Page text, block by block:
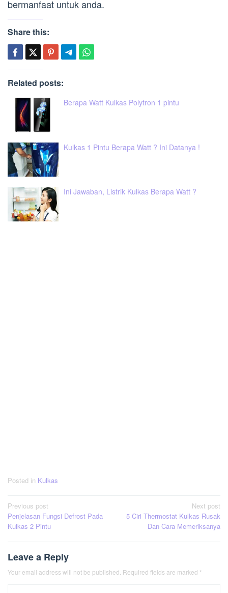
bermanfaat untuk anda.
Share this:
Related posts:
Berapa Watt Kulkas Polytron 1 pintu
Kulkas 1 Pintu Berapa Watt ? Ini Datanya !
Ini Jawaban, Listrik Kulkas Berapa Watt ?
Posted in Kulkas
Post
navigation
Previous post
Penjelasan Fungsi Defrost Pada
Kulkas 2 Pintu
Next post
5 Ciri Thermostat Kulkas Rusak
Dan Cara Memeriksanya
Leave a Reply
Your email address will not be published. Required fields are marked *